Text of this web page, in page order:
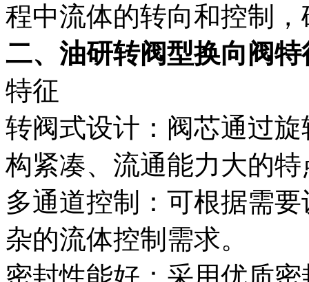
程中流体的转向和控制
二、油研转阀型换向阀
特征
转阀式设计：阀芯通过
构紧凑、流通能力大的特
多通道控制：可根据需
杂的流体控制需求。
密封性能好：采用优质